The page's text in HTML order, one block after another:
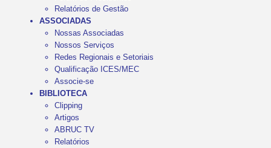
Relatórios de Gestão
ASSOCIADAS
Nossas Associadas
Nossos Serviços
Redes Regionais e Setoriais
Qualificação ICES/MEC
Associe-se
BIBLIOTECA
Clipping
Artigos
ABRUC TV
Relatórios